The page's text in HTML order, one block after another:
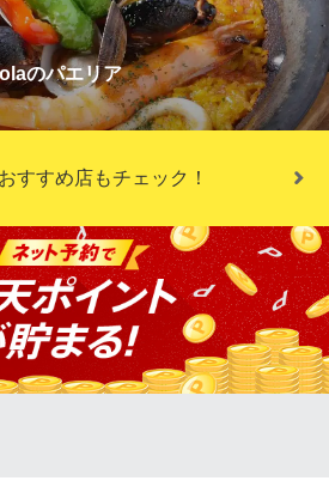
銀座
目駅4番出口 徒歩1分
のパエリア
リア」魚介の旨味を凝縮させた特製の
りの天使海老とアサリやムール貝など
番出口 徒歩6分
ビル1F
すすめ店もチェック！